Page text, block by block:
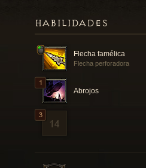
HABILIDADES
Flecha famélica
Flecha perforadora
Abrojos